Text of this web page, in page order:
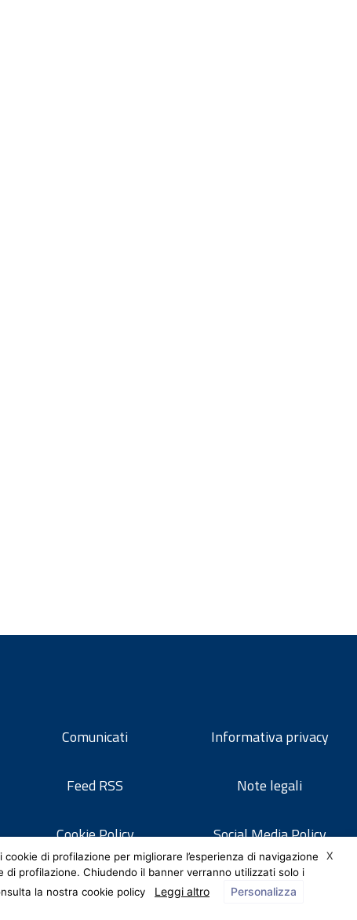
Comunicati
Feed RSS
Cookie Policy
Informativa privacy
Note legali
Social Media Policy
X
di profilazione per migliorare l’esperienza di navigazione
di profilazione. Chiudendo il banner verranno utilizzati solo i
la nostra cookie policy
Leggi altro Personalizza